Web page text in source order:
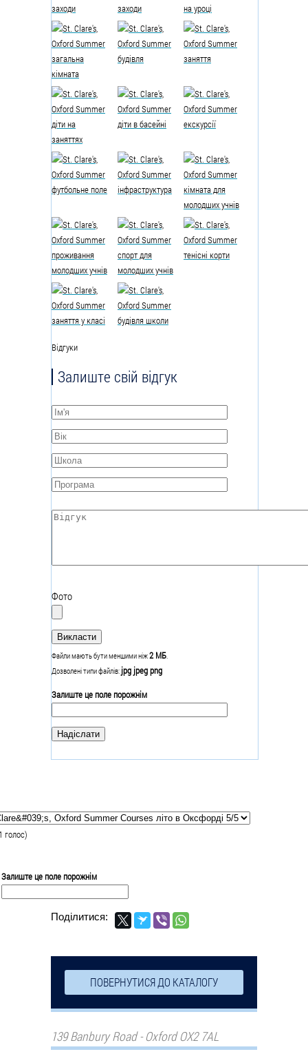
Відгуки
Залиште свій відгук
Ім'я*
Вік*
Школа*
Програма*
Відгук*
Фото
Файли мають бути меншими ніж2 МБ.
Дозволені типи файлів: jpg jpeg png
Залиште це поле порожнім
голос)
Залиште це поле порожнім
Поділитися:
ПОВЕРНУТИСЯ ДО КАТАЛОГУ
139 Banbury Road - Oxford OX2 7AL